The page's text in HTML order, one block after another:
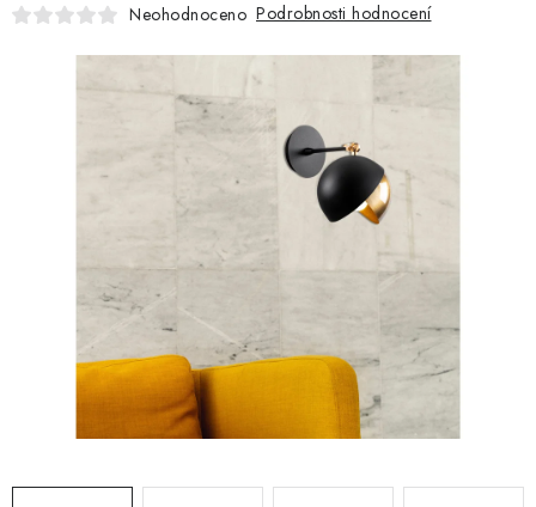
KANCELÁŘ / PRACOVNA
KOUPELNA A WC
CHOVATELSKÉ POTŘEBY
DOPLŇKY A DEKORACE
OSTATNÍ
Neohodnoceno Podrobnosti hodnocení